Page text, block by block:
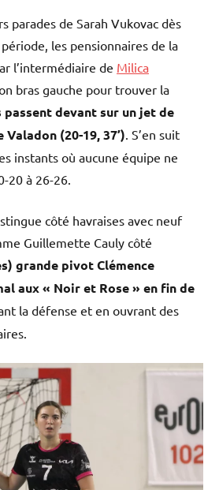
parades de Sarah Vukovac dès
les pensionnaires de la
l’intermédiaire de Milica
bras gauche pour trouver la
passent devant sur un jet de
(20-19, 37’). S’en suit
instants où aucune équipe ne
20 à 26-26.
côté havraises avec neuf
Guillemette Cauly côté
grande pivot Clémence
aux « Noir et Rose » en fin de
la défense et en ouvrant des